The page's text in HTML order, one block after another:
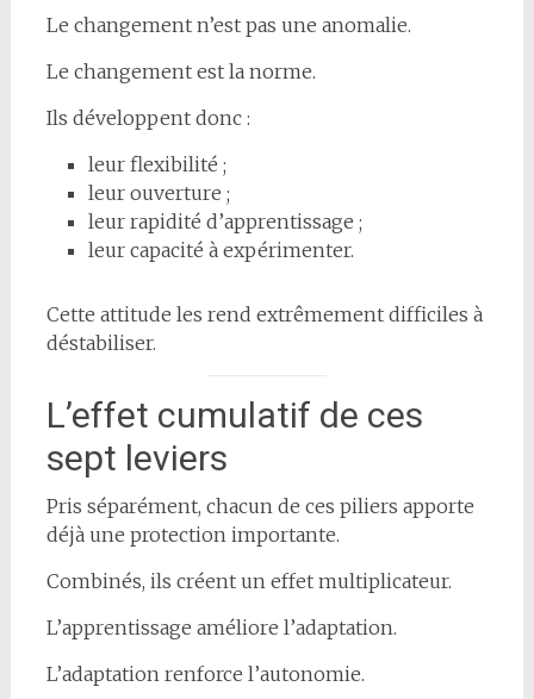
Le changement n’est pas une anomalie.
Le changement est la norme.
Ils développent donc :
leur flexibilité ;
leur ouverture ;
leur rapidité d’apprentissage ;
leur capacité à expérimenter.
Cette attitude les rend extrêmement difficiles à
déstabiliser.
L’effet cumulatif de ces
sept leviers
Pris séparément, chacun de ces piliers apporte
déjà une protection importante.
Combinés, ils créent un effet multiplicateur.
L’apprentissage améliore l’adaptation.
L’adaptation renforce l’autonomie.